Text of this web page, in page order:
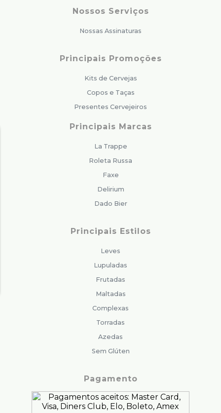
Nossos Serviços
Nossas Assinaturas
Principais Promoções
Kits de Cervejas
Copos e Taças
Presentes Cervejeiros
Principais Marcas
La Trappe
Roleta Russa
Faxe
Delirium
Dado Bier
Principais Estilos
Leves
Lupuladas
Frutadas
Maltadas
Complexas
Torradas
Azedas
Sem Glúten
Pagamento